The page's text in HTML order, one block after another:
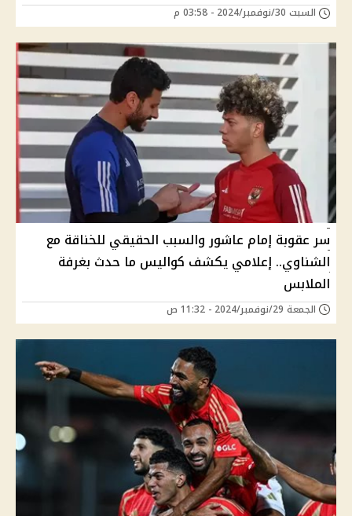
السبت 30/نوفمبر/2024 - 03:58 م
سر عقوبة إمام عاشور والسبب الحقيقي للخناقة مع
الشناوي.. إعلامي يكشف كواليس ما حدث بغرفة
الملابس
الجمعة 29/نوفمبر/2024 - 11:32 ص